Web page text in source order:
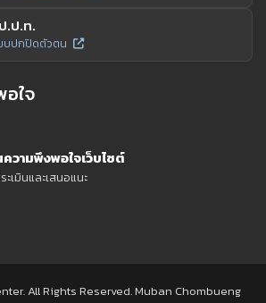
.ป.ท.
บปกปิดตัวตน
อใจ
วามพึงพอใจเว็บไซต์
เมินและเสนอแนะ
All Rights Reserved. Muban Chombueng